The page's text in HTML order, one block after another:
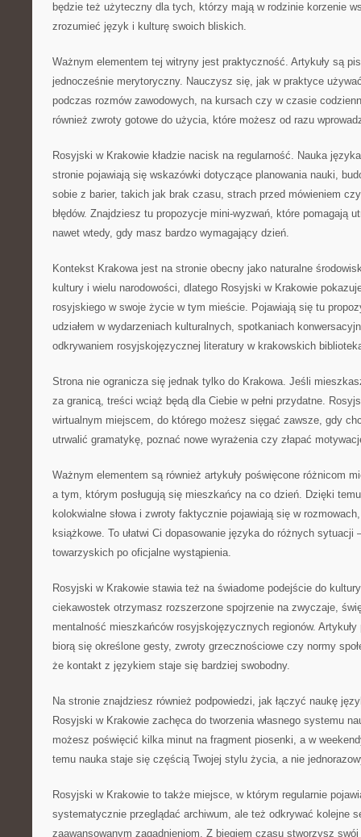
będzie też użyteczny dla tych, którzy mają w rodzinie korzenie
zrozumieć język i kulturę swoich bliskich.
Ważnym elementem tej witryny jest praktyczność. Artykuły są
jednocześnie merytoryczny. Nauczysz się, jak w praktyce
podczas rozmów zawodowych, na kursach czy w czasie
również zwroty gotowe do użycia, które możesz od razu
Rosyjski w Krakowie kładzie nacisk na regularność. Nauka
stronie pojawiają się wskazówki dotyczące planowania nauki,
sobie z barier, takich jak brak czasu, strach przed mówieniem czy
błędów. Znajdziesz tu propozycje mini-wyzwań, które pomagają
nawet wtedy, gdy masz bardzo wymagający dzień.
Kontekst Krakowa jest na stronie obecny jako naturalne
kultury i wielu narodowości, dlatego Rosyjski w Krakowie
rosyjskiego w swoje życie w tym mieście. Pojawiają się tu
udziałem w wydarzeniach kulturalnych, spotkaniach
odkrywaniem rosyjskojęzycznej literatury w krakowskich
Strona nie ogranicza się jednak tylko do Krakowa. Jeśli
za granicą, treści wciąż będą dla Ciebie w pełni przydatne.
wirtualnym miejscem, do którego możesz sięgać zawsze, gdy
utrwalić gramatykę, poznać nowe wyrażenia czy złapać
Ważnym elementem są również artykuły poświęcone różnicom
a tym, którym posługują się mieszkańcy na co dzień. Dzięki
kolokwialne słowa i zwroty faktycznie pojawiają się w
książkowe. To ułatwi Ci dopasowanie języka do różnych sytuacji
towarzyskich po oficjalne wystąpienia.
Rosyjski w Krakowie stawia też na świadome podejście do
ciekawostek otrzymasz rozszerzone spojrzenie na zwyczaje,
mentalność mieszkańców rosyjskojęzycznych regionów.
biorą się określone gesty, zwroty grzecznościowe czy normy
że kontakt z językiem staje się bardziej swobodny.
Na stronie znajdziesz również podpowiedzi, jak łączyć naukę
Rosyjski w Krakowie zachęca do tworzenia własnego systemu
możesz poświęcić kilka minut na fragment piosenki, a w
temu nauka staje się częścią Twojej stylu życia, a nie
Rosyjski w Krakowie to także miejsce, w którym regularnie
systematycznie przeglądać archiwum, ale też odkrywać kolejne
zaawansowanym zagadnieniom. Z biegiem czasu stworzysz